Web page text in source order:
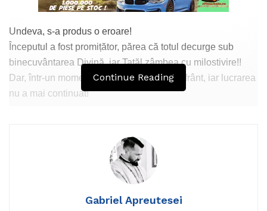
Undeva, s-a produs o eroare!
Începutul a fost promițător, părea că totul decurge sub
binecuvântarea Divină, iar Tatăl zâmbea cu milostivire!!
Dar, într-un moment de rătăcire, calea s-a frânt, iar lucrarea
nu a mai continuat!
Poporul, orbit de succesele vremelnice, a uitat de
Atotputernicul și a început să creadă că izbânda îi aparține.
atinseseră, și s-au înșelat amarnic, socotind că puterea le
Continue Reading
Gabriel Apreutesei